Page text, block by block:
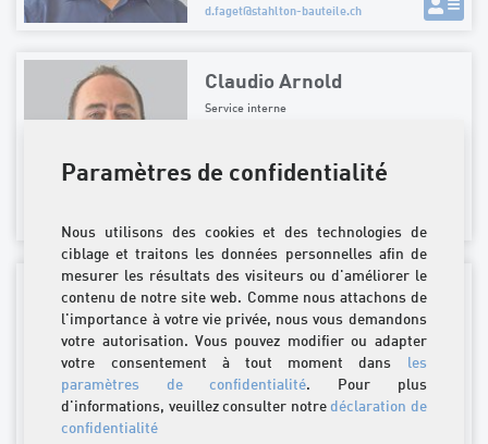
Paramètres de confidentialité
Nous utilisons des cookies et des technologies de
ciblage et traitons les données personnelles afin de
mesurer les résultats des visiteurs ou d'améliorer le
contenu de notre site web. Comme nous attachons de
l'importance à votre vie privée, nous vous demandons
votre autorisation. Vous pouvez modifier ou adapter
votre consentement à tout moment dans les
paramètres de confidentialité. Pour plus
d'informations, veuillez consulter notredéclaration de
confidentialité
d.faget@stahlton-bauteile.ch
Claudio Arnold
Service interne
Tel. 062 865 75 01
Markus Denoth
Service à la clientèle / Techniques d'application
AI, AR, GL, GR, SG, TG, FL
ZH-nord: partie AG, Affoltern, partie ZH
Tel. 079 104 40 46